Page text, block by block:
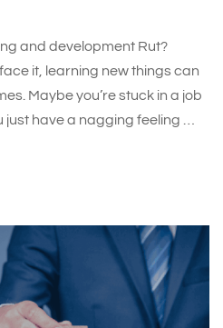
and development Rut?
it, learning new things can
Maybe you’re stuck in a job
have a nagging feeling …